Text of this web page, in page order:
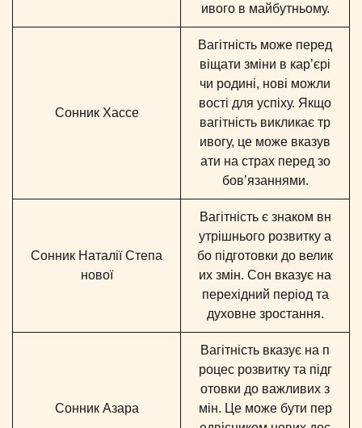
ивого в майбутньому.
Сонник Хассе
Вагітність може перед
віщати зміни в кар’єрі
чи родині, нові можли
вості для успіху. Якщо
вагітність викликає тр
ивогу, це може вказув
ати на страх перед зо
бов’язаннями.
Сонник Наталії Степа
нової
Вагітність є знаком вн
утрішнього розвитку а
бо підготовки до велик
их змін. Сон вказує на
перехідний період та
духовне зростання.
Сонник Азара
Вагітність вказує на п
роцес розвитку та підг
отовки до важливих з
мін. Це може бути пер